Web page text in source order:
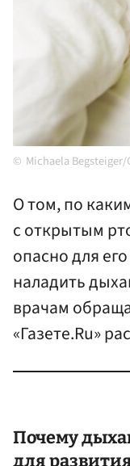
Michaela
О том, по
с открытым
опасно для
наладить
врачам
«Газете.Ru»
Почему
для